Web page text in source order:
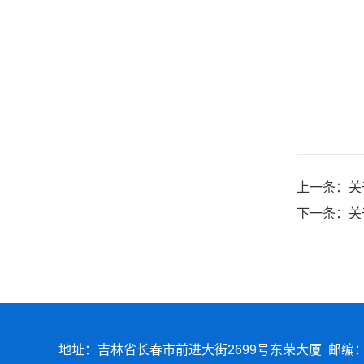
上一条：
下一条：
地址：吉林省长春市前进大街2699号东荣大厦 邮编